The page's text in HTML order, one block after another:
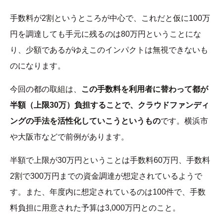
手数料が2割というところが中心で、これだと仮に100万
円を調達しても手元に残るのは80万円ということにな
り、少額であるがゆえこのインパクトは無視できないも
のになります。
今回の都の取組は、
この手数料を利用者に替わって都が
半額（上限30万）負担することで、クラウドファンディ
ングの手法を活性化していこうというものです。横浜市
や大阪市などで前例があります。
半額で上限が30万円ということは手数料60万円、手数料
2割で300万円までの資金調達が想定されているようで
す。また、年度内に想定されているのは100件で、手数
料負担に用意された予算は3,000万円とのこと。